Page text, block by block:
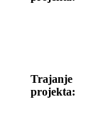
Trajanje
projekta: